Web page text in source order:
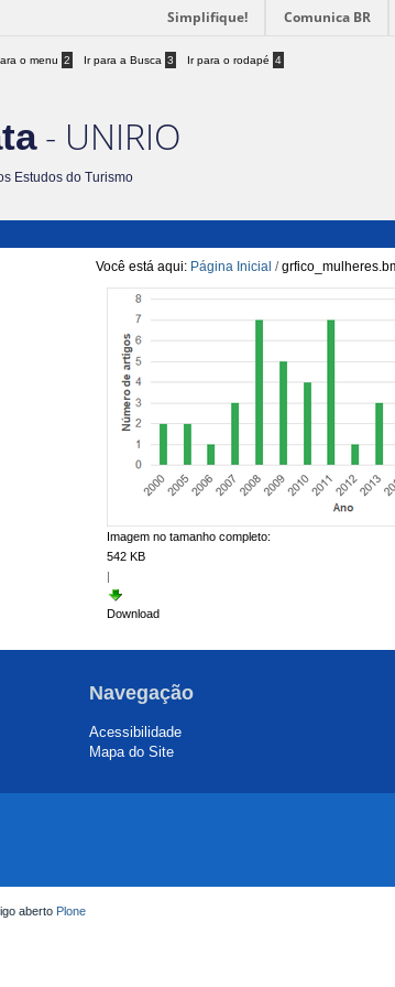
Simplifique! Comunica BR
o menu 2 Ir para a Busca 3 Ir para o rodapé 4
- UNIRIO
Estudos do Turismo
Você está aqui: Página Inicial /
Imagem no tamanho completo:
542 KB
|
Download
Navegação
Acessibilidade
Mapa do Site
aberto Plone